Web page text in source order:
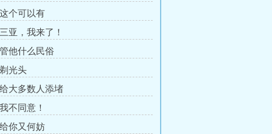
个可以有
亚，我来了！
他什么民俗
光头
大多数人添堵
不同意！
你又何妨